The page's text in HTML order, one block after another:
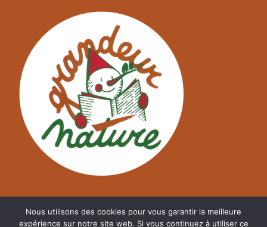
Nous utilisons des cookies pour vous garantir la meilleure
expérience sur notre site web. Si vous continuez à utiliser ce